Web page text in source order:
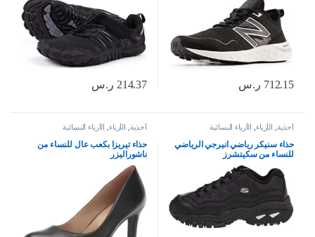
712.15 ر.س 214.37 ر.س
أحذية الأزياء الأزياء النسائية
حذاء سنيكر رياضي انيرجي الرياضي
للنساء من سكيتشرز
أحذية الأزياء الأزياء النسائية
حذاء تيريزا بكعب عال للنساء من
ناشوراليزر